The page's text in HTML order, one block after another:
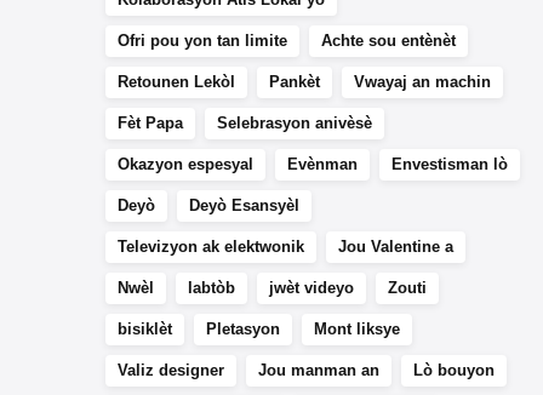
Ofri pou yon tan limite Achte sou entènèt
Retounen Lekòl Pankèt Vwayaj an machin
Fèt Papa Selebrasyon anivèsè
Okazyon espesyal Evènman Envestisman lò
Deyò Deyò Esansyèl
Televizyon ak elektwonik Jou Valentine a
Nwèl labtòb jwèt videyo Zouti
bisiklèt Pletasyon Mont liksye
Valiz designer Jou manman an Lò bouyon